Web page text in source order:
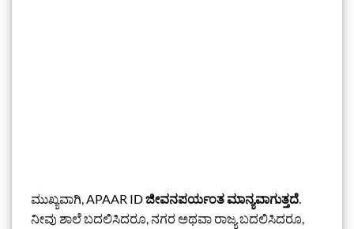
ಮುಖ್ಯವಾಗಿ, APAAR IDಜೀವನಪರ್ಯಂತ ಮಾನ್ಯವಾಗುತ್ತದೆ
ನೀವು ಶಾಲೆ ಬದಲಿಸಿದರೂ, ನಗರ ಅಥವಾ ರಾಜ್ಯ ಬದಲಿಸಿದರೂ,